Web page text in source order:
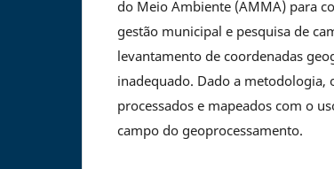
do Meio Ambiente (AMMA) para
gestão municipal e pesquisa de
levantamento de coordenadas
inadequado. Dado a metodologia,
processados e mapeados com o
campo do geoprocessamento.